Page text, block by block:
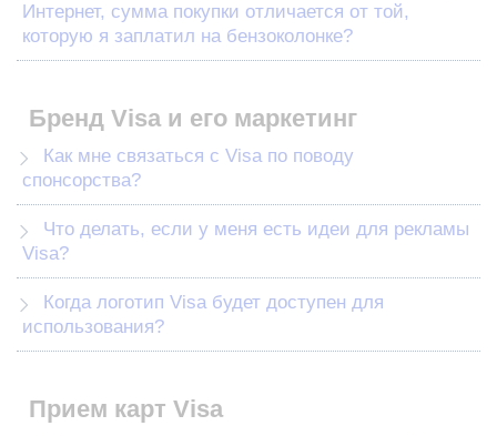
Интернет, сумма покупки отличается от той,
которую я заплатил на бензоколонке?
Бренд Visa и его маркетинг
спонсорства?
Visa?
использования?
Прием карт Visa